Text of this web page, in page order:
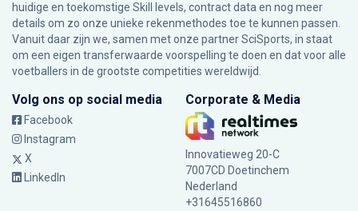
huidige en toekomstige Skill levels, contract data en nog meer
details om zo onze unieke rekenmethodes toe te kunnen passen.
Vanuit daar zijn we, samen met onze partner SciSports, in staat
om een eigen transferwaarde voorspelling te doen en dat voor alle
voetballers in de grootste competities wereldwijd.
Volg ons op social media
Facebook
Instagram
X
LinkedIn
Corporate & Media
Innovatieweg 20-C
7007CD Doetinchem
Nederland
+31645516860